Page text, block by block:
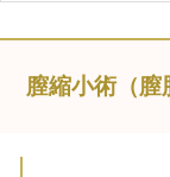
膣縮小術（膣